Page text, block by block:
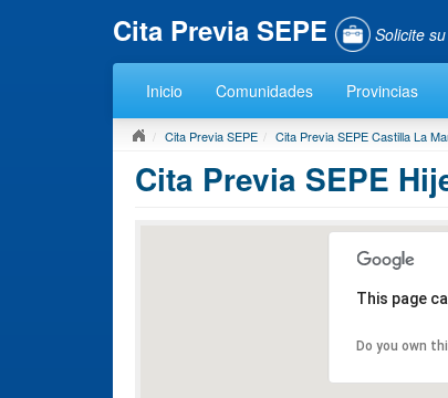
Cita Previa SEPE Solicite
Inicio Comunidades Provincias
Cita Previa SEPE Cita Previa SEPE Castilla La
Cita Previa SEPE
This page
Do you own